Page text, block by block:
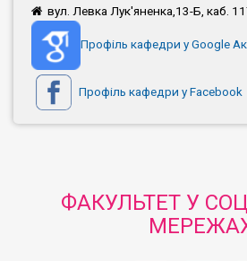
вул. Левка Лук'яненка,13-Б, каб.
Профіль кафедри у Google
Профіль кафедри у Facebook
ФАКУЛЬТЕТ У